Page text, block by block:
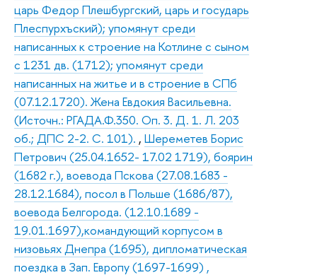
царь Федор Плешбургский, царь и государь
Плеспурхъский); упомянут среди
написанных к строение на Котлине с сыном
с 1231 дв. (1712); упомянут среди
написанных на житье и в строение в СПб
(07.12.1720). Жена Евдокия Васильевна.
(Источн.: РГАДА.Ф.350. Оп. 3. Д. 1. Л. 203
об.; ДПС 2-2. С. 101). , Шереметев Борис
Петрович (25.04.1652- 17.02 1719), боярин
(1682 г.), воевода Пскова (27.08.1683 -
28.12.1684), посол в Польше (1686/87),
воевода Белгорода. (12.10.1689 -
19.01.1697),командующий корпусом в
низовьях Днепра (1695), дипломатическая
поездка в Зап. Европу (1697-1699) ,